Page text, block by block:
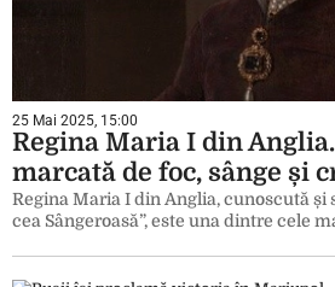
25 Mai 2025, 15:00
Regina Maria I din
marcată de foc, sânge și
Regina Maria I din Anglia, cunoscută și
cea Sângeroasă”, este una dintre cele